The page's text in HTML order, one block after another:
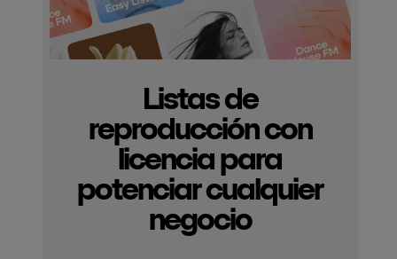
Listas de
reproducción con
licencia para
potenciar cualquier
negocio